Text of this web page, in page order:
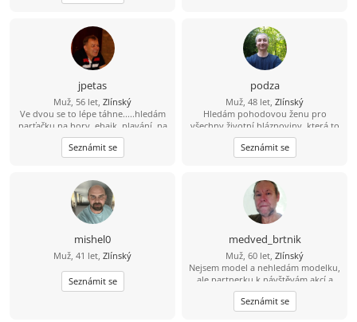
jpetas
Muž, 56 let, Zlínský
Ve dvou se to lépe táhne.....hledám
parťačku na hory, ebajk, plavání, na
fajn zážitky i běžné dny. Holku s
kterým mi bude fajn. Pokud tě můj
profil zaujal... šest nula osm šest
Seznámit se
podza
Muž, 48 let, Zlínský
Hledám pohodovou ženu pro
všechny životní bláznoviny, která to
myslí opravdu vážně a nemá
problém se sejít.
Seznámit se
mishel0
Muž, 41 let, Zlínský
Seznámit se
medved_brtnik
Muž, 60 let, Zlínský
Nejsem model a nehledám modelku,
ale partnerku k návštěvám akcí a
vycházkám do přírody. Ostatním
věcem se nebráním, ale záleží na
vzájemné přitažlivosti.
Seznámit se